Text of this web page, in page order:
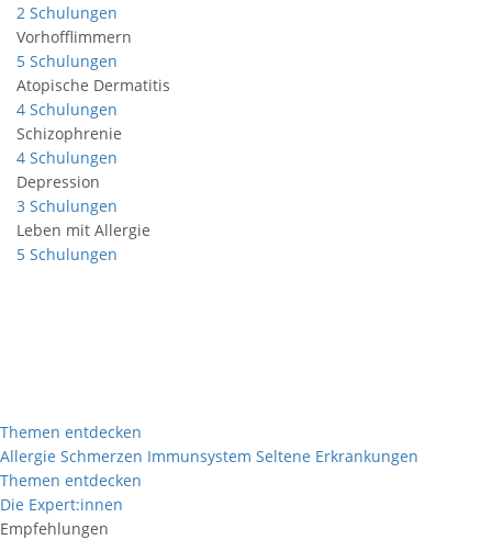
2 Schulungen
Vorhofflimmern
5 Schulungen
Atopische Dermatitis
4 Schulungen
Schizophrenie
4 Schulungen
Depression
3 Schulungen
Leben mit Allergie
5 Schulungen
Themen entdecken
Allergie Schmerzen Immunsystem Seltene Erkrankungen
Themen entdecken
Die Expert:innen
Empfehlungen